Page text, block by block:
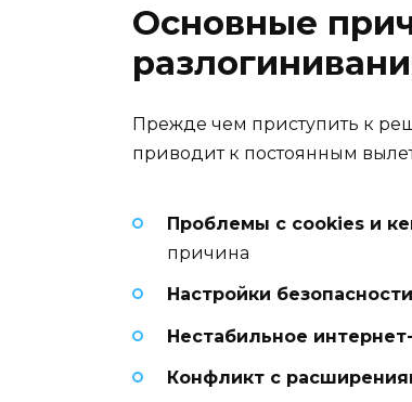
Основные
Прежде чем приступить к
приводит к постоянным
Проблемы с cookies и
причина
Настройки
Нестабильное
Конфликт с